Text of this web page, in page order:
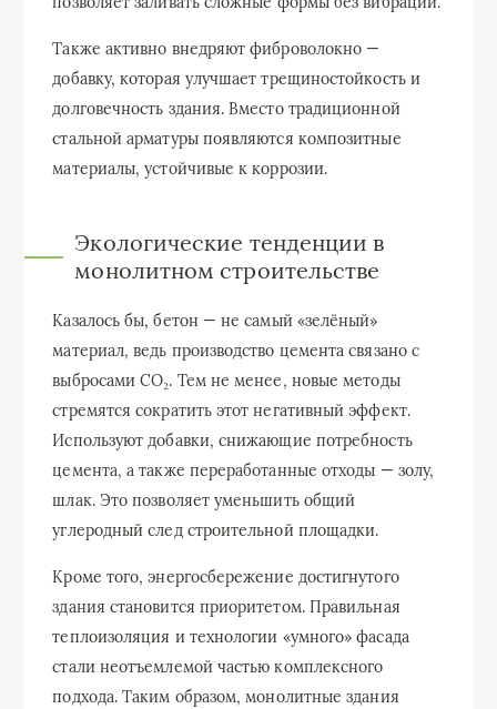
Также активно внедряют фиброволокно —
добавку, которая улучшает трещиностойкость и
долговечность здания. Вместо традиционной
стальной арматуры появляются композитные
материалы, устойчивые к коррозии.
Экологические тенденции в
монолитном строительстве
Казалось бы, бетон — не самый «зелёный»
материал, ведь производство цемента связано с
выбросами CO₂. Тем не менее, новые методы
стремятся сократить этот негативный эффект.
Используют добавки, снижающие потребность
цемента, а также переработанные отходы — золу,
шлак. Это позволяет уменьшить общий
углеродный след строительной площадки.
Кроме того, энергосбережение достигнутого
здания становится приоритетом. Правильная
теплоизоляция и технологии «умного» фасада
стали неотъемлемой частью комплексного
подхода. Таким образом, монолитные здания